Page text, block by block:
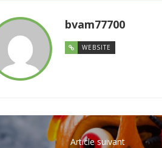
bvam77700
WEBSITE
Article suivant